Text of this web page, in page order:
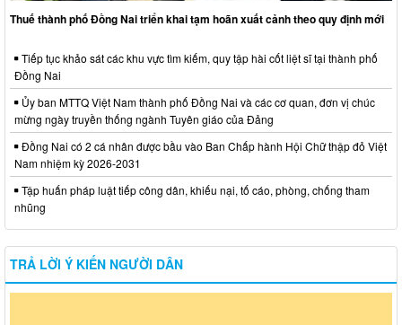
Thuế thành phố Đồng Nai triển khai tạm hoãn xuất cảnh theo quy định mới
Tiếp tục khảo sát các khu vực tìm kiếm, quy tập hài cốt liệt sĩ tại thành phố
Đồng Nai
Ủy ban MTTQ Việt Nam thành phố Đồng Nai và các cơ quan, đơn vị chúc
mừng ngày truyền thống ngành Tuyên giáo của Đảng
Đồng Nai có 2 cá nhân được bầu vào Ban Chấp hành Hội Chữ thập đỏ Việt
Nam nhiệm kỳ 2026-2031
Tập huấn pháp luật tiếp công dân, khiếu nại, tố cáo, phòng, chống tham
nhũng
TRẢ LỜI Ý KIẾN NGƯỜI DÂN